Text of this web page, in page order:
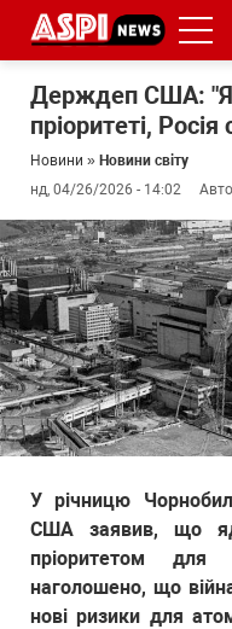
Держдеп США:
пріоритеті, Росія
Новини » Новини світу
нд, 04/26/2026 - 14:02
У річницю
США заявив, що
пріоритетом для
наголошено, що
нові ризики для
#ООС
#боротьба
з
корупцією